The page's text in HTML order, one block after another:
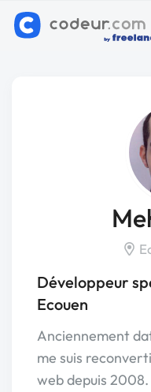
Développeur
Ecouen
Anciennement
me suis
web depuis